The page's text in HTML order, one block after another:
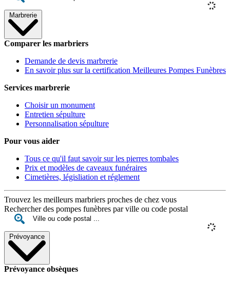
Marbrerie
Comparer les marbriers
Demande de devis marbrerie
En savoir plus sur la certification Meilleures Pompes Funèbres
Services marbrerie
Choisir un monument
Entretien sépulture
Personnalisation sépulture
Pour vous aider
Tous ce qu'il faut savoir sur les pierres tombales
Prix et modèles de caveaux funéraires
Cimetières, législiation et réglement
Trouvez les meilleurs marbriers proches de chez vous
Rechercher des pompes funèbres par ville ou code postal
Prévoyance
Prévoyance obsèques